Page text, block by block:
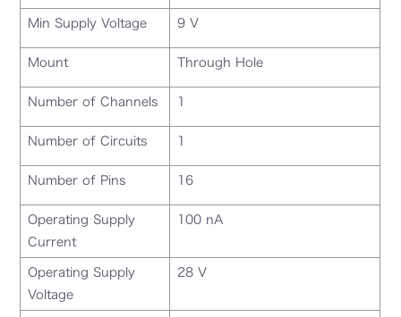
Min Supply Voltage 9 V
Mount Through Hole
Number of Channels 1
Number of Circuits 1
Number of Pins 16
Operating Supply
Current
100 nA
Operating Supply
Voltage
28 V